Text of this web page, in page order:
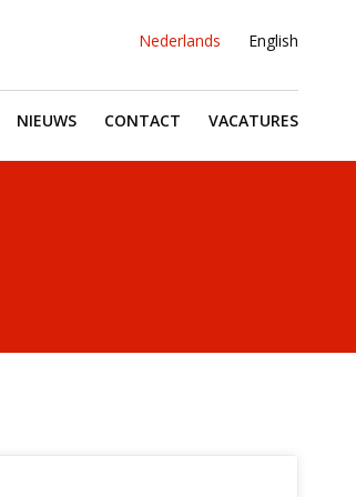
Nederlands English
NIEUWS CONTACT VACATURES